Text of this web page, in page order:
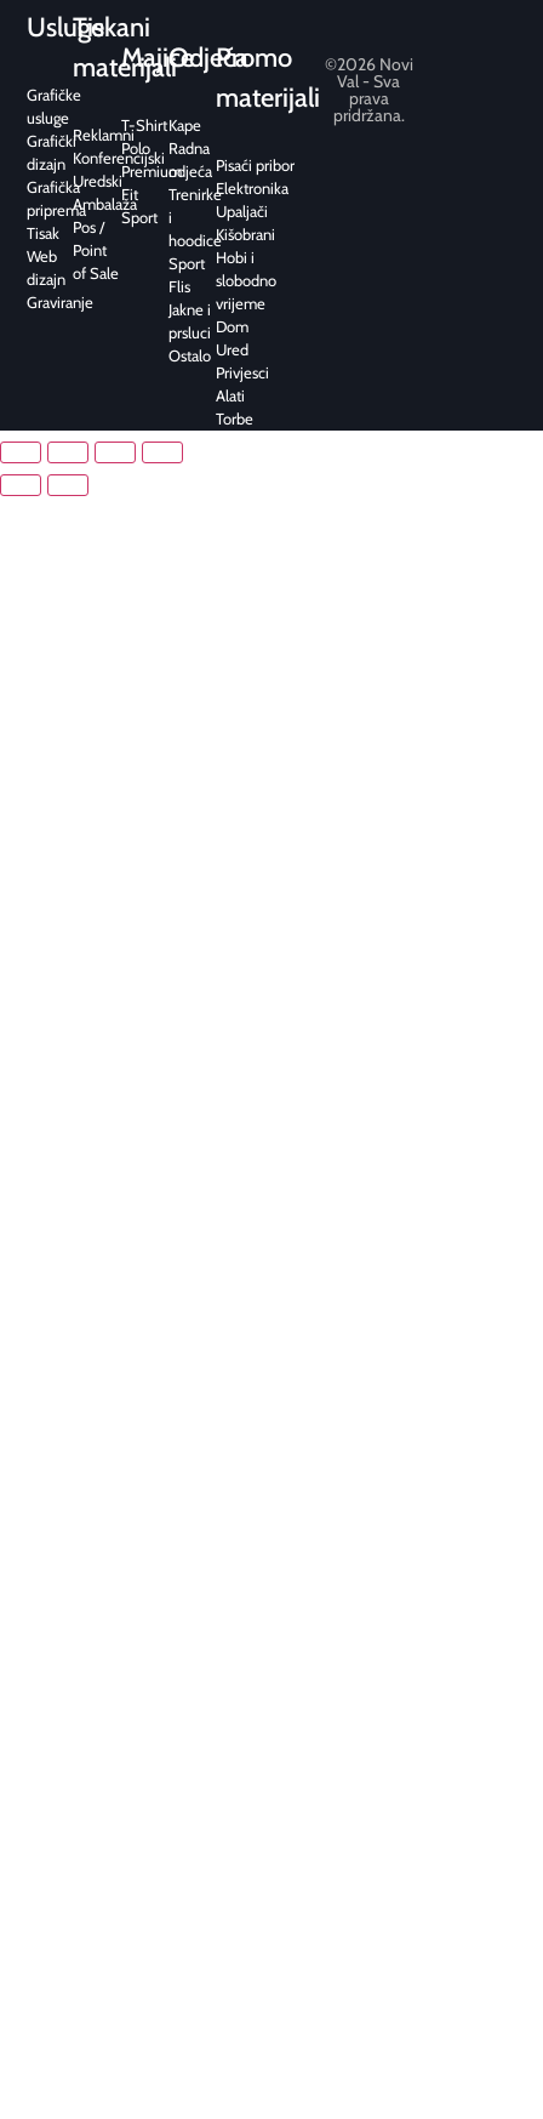
Usluge
Grafičke
usluge
Grafički
dizajn
Grafička
priprema
Tisak
Web
dizajn
Graviranje
Tiskani
materijali
Reklamni
Konferencijski
Uredski
Ambalaža
Pos /
Point
of Sale
Majice
T-Shirt
Polo
Premium
Fit
Sport
Odjeća
Kape
Radna
odjeća
Trenirke
i
hoodice
Sport
Flis
Jakne i
prsluci
Ostalo
Promo
materijali
Pisaći pribor
Elektronika
Upaljači
Kišobrani
Hobi i
slobodno
vrijeme
Dom
Ured
Privjesci
Alati
Torbe
©2026 Novi
Val - Sva
prava
pridržana.